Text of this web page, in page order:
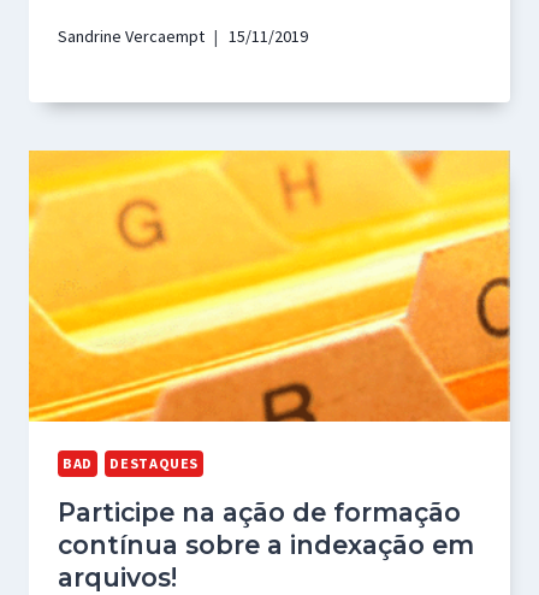
Sandrine Vercaempt 15/11/2019
BAD DESTAQUES
Participe na ação de formação
contínua sobre a indexação em
arquivos!